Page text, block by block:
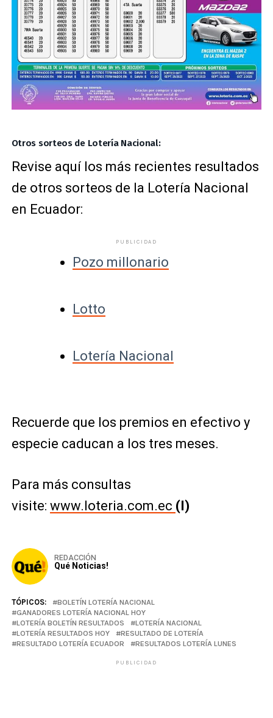
Otros sorteos de Lotería Nacional:
Revise aquí los más recientes resultados
de otros sorteos de la Lotería Nacional
en Ecuador:
PUBLICIDAD
Pozo millonario
Lotto
Lotería Nacional
Recuerde que los premios en efectivo y
especie caducan a los tres meses.
Para más consultas
visite: www.loteria.com.ec (I)
REDACCIÓN
Qué Noticias!
TÓPICOS:
BOLETÍN LOTERÍA NACIONAL
GANADORES LOTERÍA NACIONAL HOY
LOTERÍA BOLETÍN RESULTADOS
LOTERÍA NACIONAL
LOTERÍA RESULTADOS HOY
RESULTADO DE LOTERÍA
RESULTADO LOTERÍA ECUADOR
RESULTADOS LOTERÍA LUNES
PUBLICIDAD